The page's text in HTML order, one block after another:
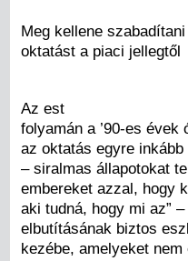
Meg kellene
oktatást a piaci jellegtől
Az est
folyamán a ’90-es
az oktatás egyre
– siralmas állapotokat
embereket azzal, hogy
aki tudná, hogy mi az”
elbutításának biztos
kezébe, amelyeket